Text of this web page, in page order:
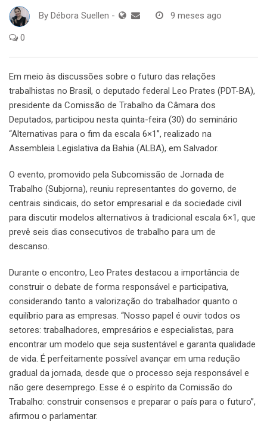
By Débora Suellen - 9 meses ago
0
Em meio às discussões sobre o futuro das relações
trabalhistas no Brasil, o deputado federal Leo Prates (PDT-BA),
presidente da Comissão de Trabalho da Câmara dos
Deputados, participou nesta quinta-feira (30) do seminário
“Alternativas para o fim da escala 6×1”, realizado na
Assembleia Legislativa da Bahia (ALBA), em Salvador.
O evento, promovido pela Subcomissão de Jornada de
Trabalho (Subjorna), reuniu representantes do governo, de
centrais sindicais, do setor empresarial e da sociedade civil
para discutir modelos alternativos à tradicional escala 6×1, que
prevê seis dias consecutivos de trabalho para um de
descanso.
Durante o encontro, Leo Prates destacou a importância de
construir o debate de forma responsável e participativa,
considerando tanto a valorização do trabalhador quanto o
equilíbrio para as empresas. “Nosso papel é ouvir todos os
setores: trabalhadores, empresários e especialistas, para
encontrar um modelo que seja sustentável e garanta qualidade
de vida. É perfeitamente possível avançar em uma redução
gradual da jornada, desde que o processo seja responsável e
não gere desemprego. Esse é o espírito da Comissão do
Trabalho: construir consensos e preparar o país para o futuro”,
afirmou o parlamentar.